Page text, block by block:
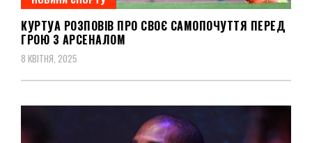
КУРТУА РОЗПОВІВ ПРО СВОЄ САМОПОЧУТТЯ ПЕРЕД
ГРОЮ З АРСЕНАЛОМ
8 КВІТНЯ, 2025